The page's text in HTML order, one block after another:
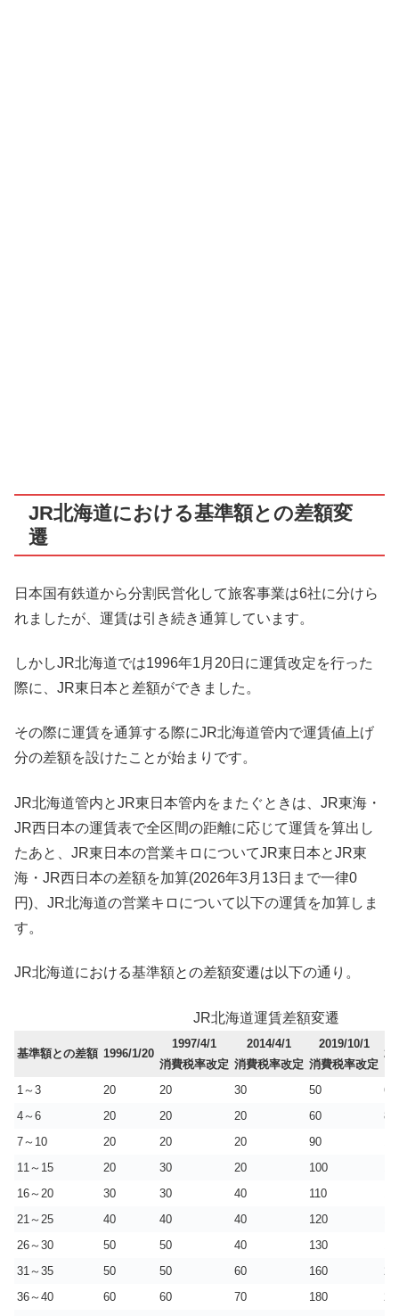
JR北海道における基準額との差額変
遷
日本国有鉄道から分割民営化して旅客事業は6社に分けら
れましたが、運賃は引き続き通算しています。
しかしJR北海道では1996年1月20日に運賃改定を行った
際に、JR東日本と差額ができました。
その際に運賃を通算する際にJR北海道管内で運賃値上げ
分の差額を設けたことが始まりです。
JR北海道管内とJR東日本管内をまたぐときは、JR東海・
JR西日本の運賃表で全区間の距離に応じて運賃を算出し
たあと、JR東日本の営業キロについてJR東日本とJR東
海・JR西日本の差額を加算(2026年3月13日まで一律0
円)、JR北海道の営業キロについて以下の運賃を加算しま
す。
JR北海道における基準額との差額変遷は以下の通り。
JR北海道運賃差額変遷
基準額との差額 1996/1/20
1997/4/1
消費税率改定
2014/4/1
消費税率改定
2019/10/1
消費税率改定
1～3 20 20 30 50
60
4～6
20 20 20 60
80
7～10
20 20 20 90
11～15
20 30 20 100
16～20
30 30 40 110
21～25
40 40 40 120
26～30
50 50 40 130
31～35
50 50 60 160
36～40
60 60 70 180